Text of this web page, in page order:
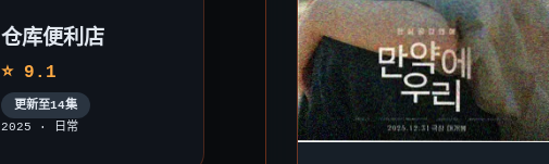
仓库便利店
⭐ 9.1
更新至14集
2025 · 日常